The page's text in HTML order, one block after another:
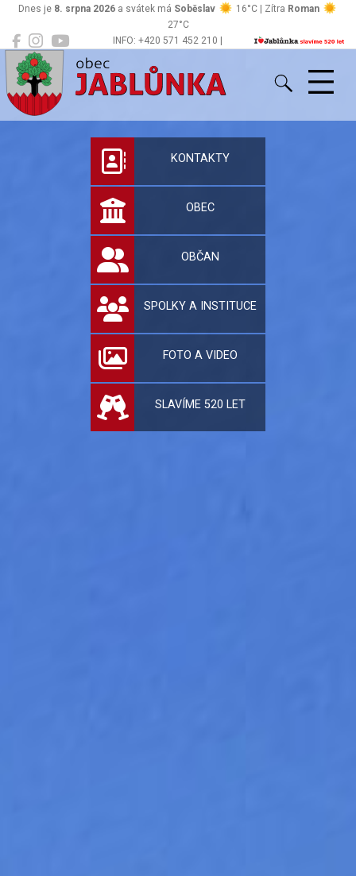
INFO: +420 571 452 210 |
Dnes je 8. srpna 2026 a svátek má Soběslav 16°C | Zítra Roman
27°C
Jablůnka
Oficiální stránky
KONTAKTY
OBEC
OBČAN
SPOLKY A INSTITUCE
FOTO A VIDEO
SLAVÍME 520 LET